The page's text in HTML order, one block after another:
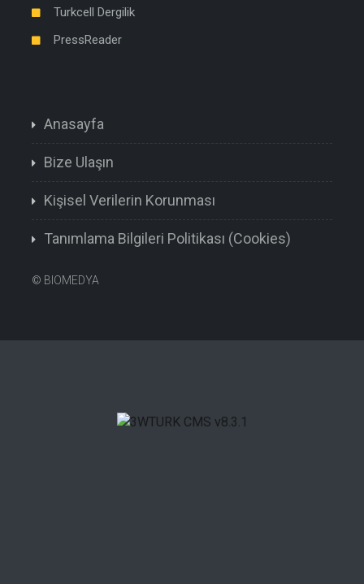
Turkcell Dergilik
PressReader
Anasayfa
Bize Ulaşın
Kişisel Verilerin Korunması
Tanımlama Bilgileri Politikası (Cookies)
© BIOMEDYA